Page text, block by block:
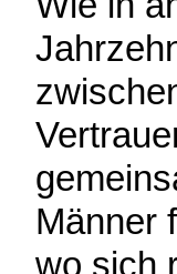
Männer
wo sich